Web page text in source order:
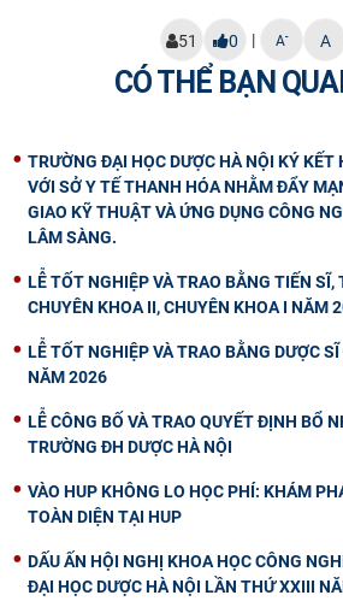
51 0 | A- A
CÓ THỂ BẠN
TRƯỜNG ĐẠI HỌC DƯỢC HÀ NỘI KÝ KẾT
VỚI SỞ Y TẾ THANH HÓA NHẰM ĐẨY
GIAO KỸ THUẬT VÀ ỨNG DỤNG CÔNG
LÂM SÀNG.
LỄ TỐT NGHIỆP VÀ TRAO BẰNG TIẾN SĨ,
CHUYÊN KHOA II, CHUYÊN KHOA I NĂM
LỄ TỐT NGHIỆP VÀ TRAO BẰNG DƯỢC
NĂM 2026
LỄ CÔNG BỐ VÀ TRAO QUYẾT ĐỊNH BỔ
TRƯỜNG ĐH DƯỢC HÀ NỘI
VÀO HUP KHÔNG LO HỌC PHÍ: KHÁM
TOÀN DIỆN TẠI HUP
DẤU ẤN HỘI NGHỊ KHOA HỌC CÔNG
ĐẠI HỌC DƯỢC HÀ NỘI LẦN THỨ XXIII